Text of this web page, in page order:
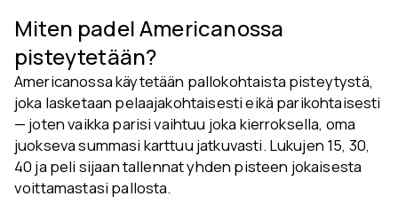
Miten padel Americanossa
pisteytetään?
Americanossa käytetään pallokohtaista pisteytystä,
joka lasketaan pelaajakohtaisesti eikä parikohtaisesti
— joten vaikka parisi vaihtuu joka kierroksella, oma
juokseva summasi karttuu jatkuvasti. Lukujen 15, 30,
40 ja peli sijaan tallennat yhden pisteen jokaisesta
voittamastasi pallosta.